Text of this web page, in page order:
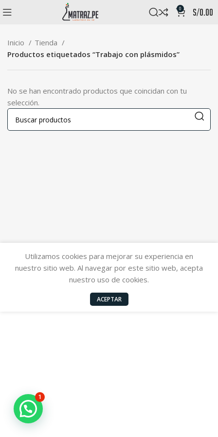
0 s/0.00
Inicio
Tienda
Productos etiquetados “Trabajo con plásmidos”
No se han encontrado productos que coincidan con tu
selección.
Utilizamos cookies para mejorar su experiencia en
nuestro sitio web. Al navegar por este sitio web, acepta
nuestro uso de cookies.
ACEPTAR
1